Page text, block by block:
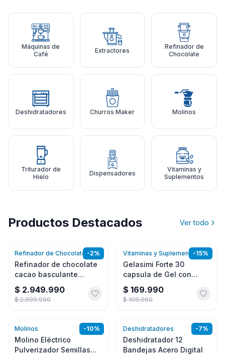
Máquinas de
Café
Extractores
Refinador de
Chocolate
Deshidratadores Churros Maker Molinos
Triturador de
Hielo
Dispensadores
Vitaminas y
Suplementos
Productos Destacados Ver todo
-2%
Agregar
Refinador de Chocolate
Refinador de chocolate
cacao basculante
Premier Melanger 10
libras
$ 2.949.990
$ 2.999.990
-15%
Agregar
Vitaminas y Suplementos
Gelasimi Forte 30
capsula de Gel con
Biotina
$ 169.990
$ 199.990
-10%
Molinos
Molino Eléctrico
Pulverizador Semillas
-7%
Agregar
Deshidratadores
Deshidratador 12
Bandejas Acero Digital